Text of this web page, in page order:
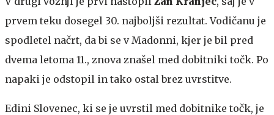
prvem teku dosegel 30. najboljši rezultat. Vodičanu je
spodletel načrt, da bi se v Madonni, kjer je bil pred
dvema letoma 11., znova znašel med dobitniki točk. Po
napaki je odstopil in tako ostal brez uvrstitve.
Edini Slovenec, ki se je uvrstil med dobitnike točk, je